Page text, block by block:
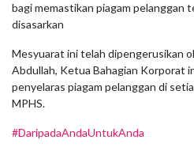
bagi memastikan piagam pelanggan
disasarkan
Mesyuarat ini telah dipengerusikan
Abdullah, Ketua Bahagian Korporat
penyelaras piagam pelanggan di
MPHS.
#DaripadaAndaUntukAnda